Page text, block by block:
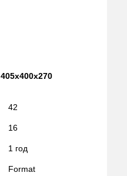
405x400x270
42
16
1 год
Format